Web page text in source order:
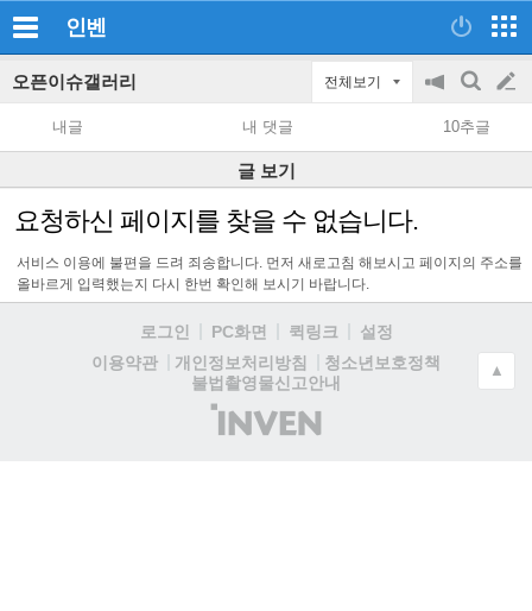
인벤
오픈이슈갤러리 전체보기
공
지
on/off
검
색
글
쓰
기
내글 내 댓글 10추글
글 보기
요청하신 페이지를 찾을 수 없습니다.
서비스 이용에 불편을 드려 죄송합니다. 먼저 새로고침 해보시고 페이지의 주소를
올바르게 입력했는지 다시 한번 확인해 보시기 바랍니다.
로그인 PC화면 퀵링크
설정
이용약관
개인정보처리방침
청소년보호정책
불법촬영물신고안내
(주)
인
▲